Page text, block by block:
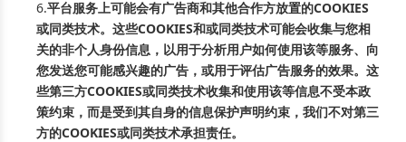
6.平台服务上可能会有广告商和其他合作方放置的COOKIES
或同类技术。这些COOKIES和或同类技术可能会收集与您相
关的非个人身份信息，以用于分析用户如何使用该等服务、向
您发送您可能感兴趣的广告，或用于评估广告服务的效果。这
些第三方COOKIES或同类技术收集和使用该等信息不受本政
策约束，而是受到其自身的信息保护声明约束，我们不对第三
方的COOKIES或同类技术承担责任。